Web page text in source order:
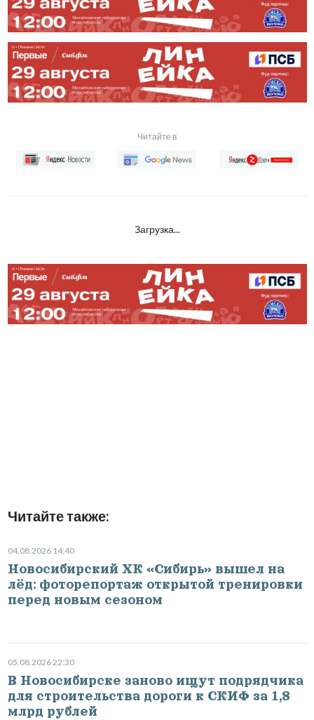
Читайте в
Загрузка...
Читайте также:
04.08.2026 14:40
Новосибирский ХК «Сибирь» вышел на
лёд: фоторепортаж открытой тренировки
перед новым сезоном
05.08.2026 22:30
В Новосибирске заново ищут подрядчика
для строительства дороги к СКИФ за 1,8
млрд рублей